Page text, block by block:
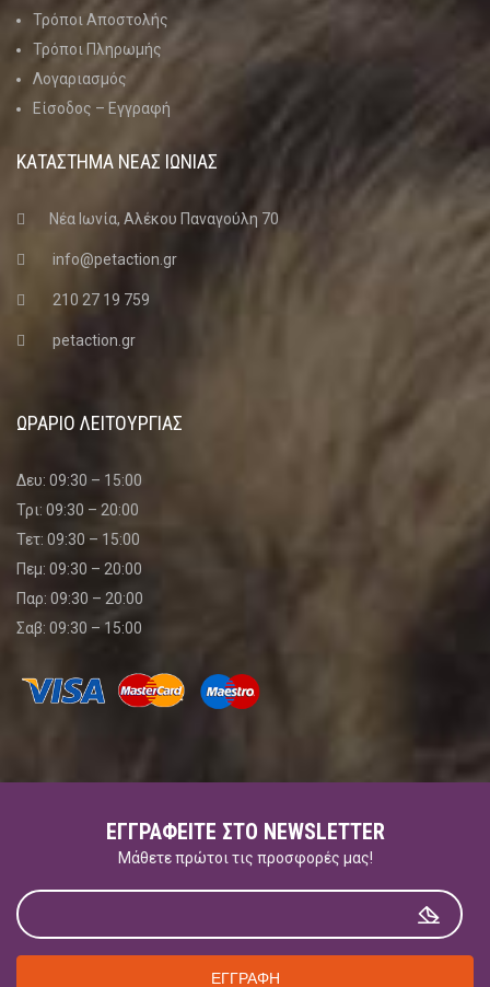
Τρόποι Αποστολής
Τρόποι Πληρωμής
Λογαριασμός
Είσοδος – Εγγραφή
ΚΑΤΑΣΤΗΜΑ ΝΈΑΣ ΙΩΝΊΑΣ
Νέα Ιωνία, Αλέκου Παναγούλη 70
info@petaction.gr
210 27 19 759
petaction.gr
ΩΡΑΡΙΟ ΛΕΙΤΟΥΡΓΙΑΣ
Δευ: 09:30 – 15:00
Τρι: 09:30 – 20:00
Τετ: 09:30 – 15:00
Πεμ: 09:30 – 20:00
Παρ: 09:30 – 20:00
Σαβ: 09:30 – 15:00
ΕΓΓΡΑΦΕΊΤΕ ΣΤΟ NEWSLETTER
Μάθετε πρώτοι τις προσφορές μας!
ΕΓΓΡΑΦΗ